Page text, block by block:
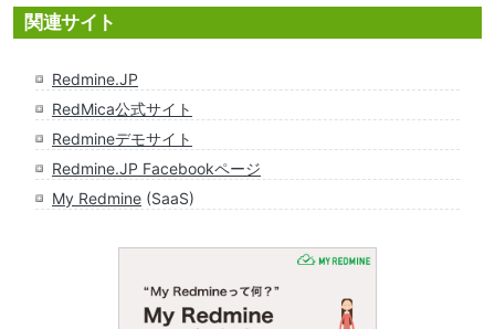
関連サイト
Redmine.JP
RedMica公式サイト
Redmineデモサイト
Redmine.JP Facebookページ
My Redmine (SaaS)